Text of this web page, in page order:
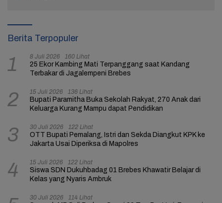
Berita Terpopuler
1 8 Juli 2026 160 Lihat
25 Ekor Kambing Mati Terpanggang saat Kandang
Terbakar di Jagalempeni Brebes
2 15 Juli 2026 136 Lihat
Bupati Paramitha Buka Sekolah Rakyat, 270 Anak dari
Keluarga Kurang Mampu dapat Pendidikan
3 30 Juli 2026 122 Lihat
OTT Bupati Pemalang, Istri dan Sekda Diangkut KPK ke
Jakarta Usai Diperiksa di Mapolres
4 15 Juli 2026 122 Lihat
Siswa SDN Dukuhbadag 01 Brebes Khawatir Belajar di
Kelas yang Nyaris Ambruk
30 Juli 2026 114 Lihat